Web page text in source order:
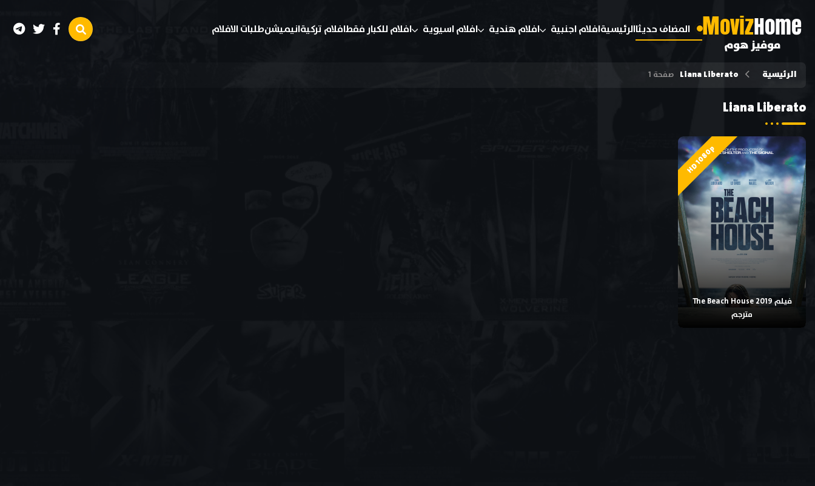
MovizHome
موفيز هوم
المضاف حديثاالرئيسيةافلام اجنبية افلام هندية افلام اسيوية افلام للكبار فقطافلام تركيةانيميشنطلبات الافلام
الرئيسية Liana Liberato صفحة 1
Liana Liberato
HD 1080p
فيلم The Beach House 2019
مترجم